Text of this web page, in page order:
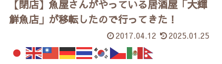
【閉店】魚屋さんがやっている居酒屋「大輝
鮮魚店」が移転したので行ってきた！
2017.04.12 2025.01.25